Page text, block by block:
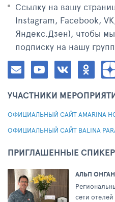
Ссылку на вашу
Instagram, Facebook,
Яндекс.Дзен), чтобы
подписку на нашу
УЧАСТНИКИ
ОФИЦИАЛЬНЫЙ САЙТ AMARINA
ОФИЦИАЛЬНЫЙ САЙТ BALINA
ПРИГЛАШЕННЫЕ
АЛЬП
сети отелей